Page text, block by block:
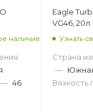
наличие
— 46
Eagle
VG46, 20л
Узнать
Страна
—
Вязкость